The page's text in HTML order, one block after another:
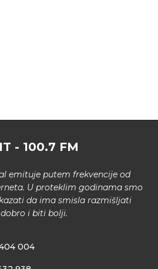
- 100.7 FM
emituje putem frekvencije od
U proteklim godinama smo
da ima smisla razmišljati
i biti bolji.
004